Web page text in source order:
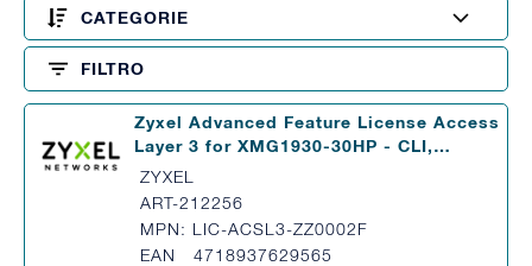
CATEGORIE
FILTRO
Zyxel Advanced Feature License Access
Layer 3 for XMG1930-30HP - CLI,…
ZYXEL
ART-212256
MPN: LIC-ACSL3-ZZ0002F
EAN 4718937629565